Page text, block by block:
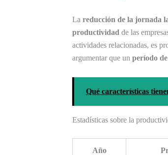
La reducción de la jornada
productividad de las
actividades relacionadas, es
argumentar que un período
Qué características
Estadísticas sobre la
Año